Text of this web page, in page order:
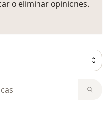
o eliminar opiniones.